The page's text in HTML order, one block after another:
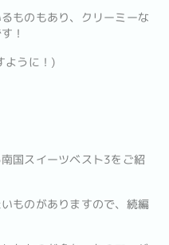
ものもあり、クリーミーな
！
ように！)
国スイーツベスト3をご紹
ものがありますので、続編